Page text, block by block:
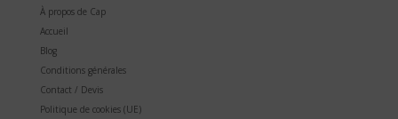
À propos de Cap
Accueil
Blog
Conditions générales
Contact / Devis
Politique de cookies (UE)